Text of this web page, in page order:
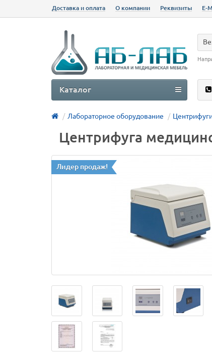
Доставка и оплата О компании Реквизиты E-
Каталог
Лабораторное оборудование
Центрифуга
Лидер продаж!